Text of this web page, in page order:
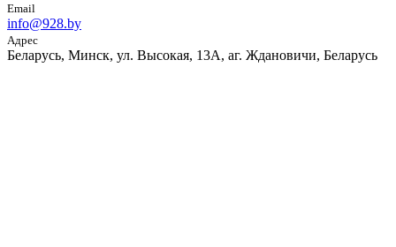
Email
info@928.by
Адрес
Беларусь, Минск, ул. Высокая, 13А, аг. Ждановичи, Беларусь